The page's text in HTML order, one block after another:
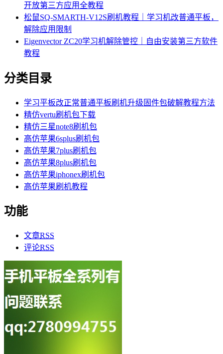
开放第三方应用全教程
松鼠SQ-SMARTH-V12S刷机教程｜学习机改普通平板，
解除应用限制
Eigenvector ZC20学习机解除管控｜自由安装第三方软件
教程
分类目录
学习平板改正常普通平板刷机升级固件包破解教程方法
精仿vertu刷机包下载
精仿三星note8刷机包
高仿苹果6splus刷机包
高仿苹果7plus刷机包
高仿苹果8plus刷机包
高仿苹果iphonex刷机包
高仿苹果刷机教程
功能
文章RSS
评论RSS